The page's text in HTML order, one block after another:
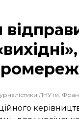
персонал ЗАЕС на
ЛНУ ім.